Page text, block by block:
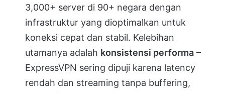
3,000+ server di 90+ negara dengan
infrastruktur yang dioptimalkan untuk
koneksi cepat dan stabil. Kelebihan
utamanya adalah konsistensi performa –
ExpressVPN sering dipuji karena latency
rendah dan streaming tanpa buffering,